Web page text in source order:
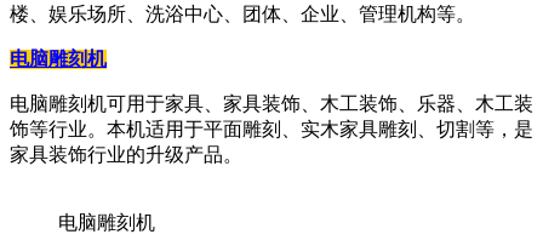
楼、娱乐场所、洗浴中心、团体、企业、管理机构等。
电脑雕刻机
电脑雕刻机可用于家具、家具装饰、木工装饰、乐器、木工装
饰等行业。本机适用于平面雕刻、实木家具雕刻、切割等，是
家具装饰行业的升级产品。
电脑雕刻机